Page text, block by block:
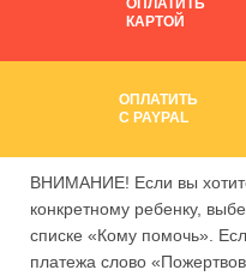
КАРТОЙ
ОПЛАТИТЬ
C PAYPAL
ВНИМАНИЕ! Если вы
конкретному ребенку,
списке «Кому помочь».
платежа слово